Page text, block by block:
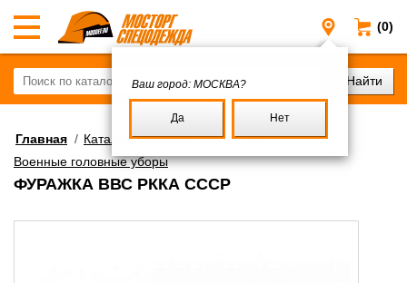
(0)
Москва
Ваш город: МОСКВА?
Да Нет
Главная / Каталог/Военное имущество/
Военные головные уборы
ФУРАЖКА ВВС РККА СССР